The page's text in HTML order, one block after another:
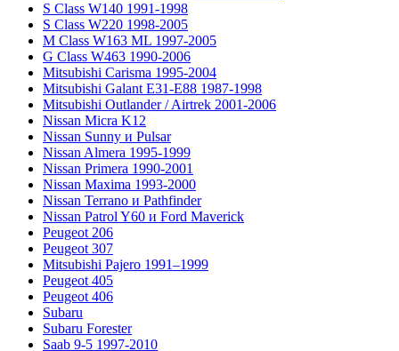
S Class W140 1991-1998
S Class W220 1998-2005
M Class W163 ML 1997-2005
G Class W463 1990-2006
Mitsubishi Carisma 1995-2004
Mitsubishi Galant E31-E88 1987-1998
Mitsubishi Outlander / Airtrek 2001-2006
Nissan Micra K12
Nissan Sunny и Pulsar
Nissan Almera 1995-1999
Nissan Primera 1990-2001
Nissan Maxima 1993-2000
Nissan Terrano и Pathfinder
Nissan Patrol Y60 и Ford Maverick
Peugeot 206
Peugeot 307
Mitsubishi Pajero 1991–1999
Peugeot 405
Peugeot 406
Subaru
Subaru Forester
Saab 9-5 1997-2010